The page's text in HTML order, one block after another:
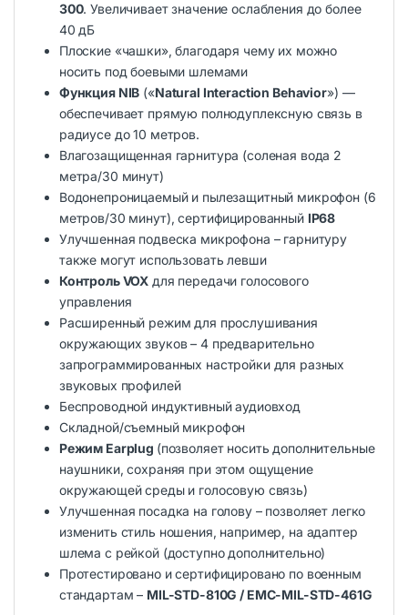
300. Увеличивает значение ослабления до более
40 дБ
Плоские «чашки», благодаря чему их можно
носить под боевыми шлемами
Функция NIB («Natural Interaction Behavior») —
обеспечивает прямую полнодуплексную связь в
радиусе до 10 метров.
Влагозащищенная гарнитура (соленая вода 2
метра/30 минут)
Водонепроницаемый и пылезащитный микрофон (6
метров/30 минут), сертифицированный IP68
Улучшенная подвеска микрофона – гарнитуру
также могут использовать левши
Контроль VOX для передачи голосового
управления
Расширенный режим для прослушивания
окружающих звуков – 4 предварительно
запрограммированных настройки для разных
звуковых профилей
Беспроводной индуктивный аудиовход
Складной/съемный микрофон
Режим Earplug (позволяет носить дополнительные
наушники, сохраняя при этом ощущение
окружающей среды и голосовую связь)
Улучшенная посадка на голову – позволяет легко
изменить стиль ношения, например, на адаптер
шлема с рейкой (доступно дополнительно)
Протестировано и сертифицировано по военным
стандартам – MIL-STD-810G / EMC-MIL-STD-461G